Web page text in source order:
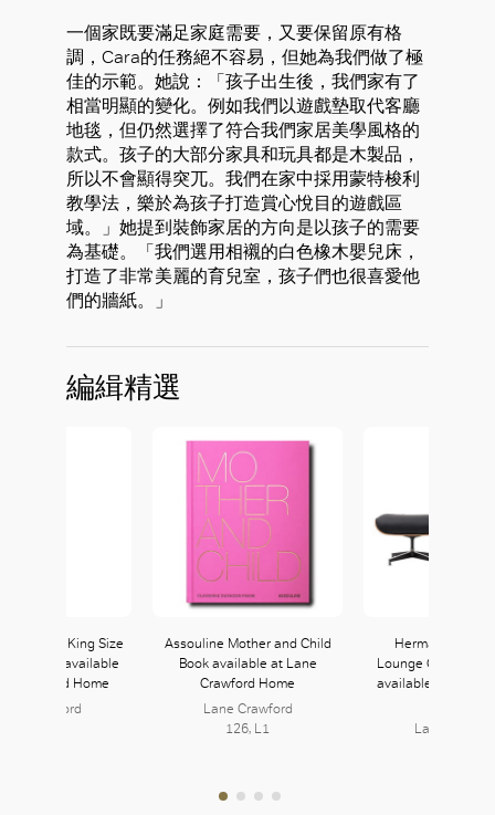
一個家既要滿足家庭需要，又要保留原有格
調，Cara的任務絕不容易，但她為我們做了極
佳的示範。她說：「孩子出生後，我們家有了
相當明顯的變化。例如我們以遊戲墊取代客廳
地毯，但仍然選擇了符合我們家居美學風格的
款式。孩子的大部分家具和玩具都是木製品，
所以不會顯得突兀。我們在家中採用蒙特梭利
教學法，樂於為孩子打造賞心悅目的遊戲區
域。」她提到裝飾家居的方向是以孩子的需要
為基礎。「我們選用相襯的白色橡木嬰兒床，
打造了非常美麗的育兒室，孩子們也很喜愛他
們的牆紙。」
編緝精選
Linen King Size
in Sage available
Crawford Home
Crawford
Assouline Mother and Child
Book available at Lane
Crawford Home
Lane Crawford
126, L1
Herman Miller
Lounge Chair and
available at Lane
Lane